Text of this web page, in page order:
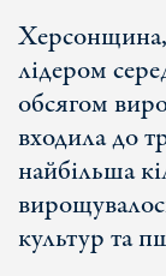
лідером
обсягом
входила до
найбільша
культур та